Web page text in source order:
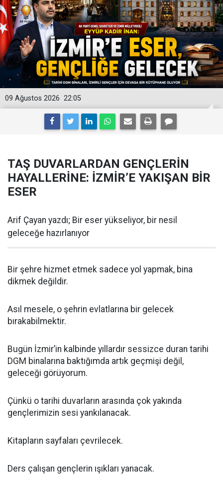
22:05
09 Ağustos 2026
TAŞ DUVARLARDAN GENÇLERİN
HAYALLERİNE: İZMİR’E YAKIŞAN BİR
ESER
Arif Çayan yazdı; Bir eser yükseliyor, bir nesil
geleceğe hazırlanıyor
Bir şehre hizmet etmek sadece yol yapmak, bina
dikmek değildir.
Asıl mesele, o şehrin evlatlarına bir gelecek
bırakabilmektir.
Bugün İzmir’in kalbinde yıllardır sessizce duran tarihi
DGM binalarına baktığımda artık geçmişi değil,
geleceği görüyorum.
Çünkü o tarihi duvarların arasında çok yakında
gençlerimizin sesi yankılanacak.
Kitapların sayfaları çevrilecek.
Ders çalışan gençlerin ışıkları yanacak.